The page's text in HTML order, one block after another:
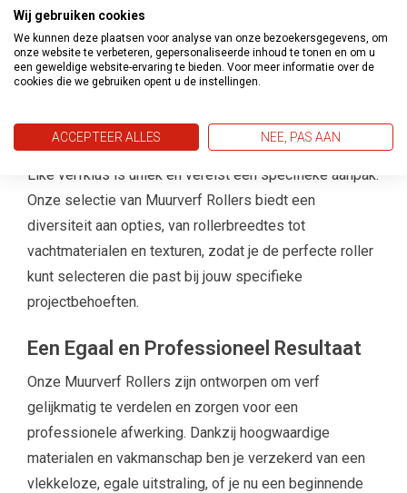
tot 2 Meter Instelbaar
€9,95 €11,45 €12,95 €14,50
Kies de Juiste Roller voor Jouw Klus
Elke verfklus is uniek en vereist een specifieke aanpak.
Onze selectie van Muurverf Rollers biedt een
diversiteit aan opties, van rollerbreedtes tot
vachtmaterialen en texturen, zodat je de perfecte roller
kunt selecteren die past bij jouw specifieke
projectbehoeften.
Een Egaal en Professioneel Resultaat
Onze Muurverf Rollers zijn ontworpen om verf
gelijkmatig te verdelen en zorgen voor een
professionele afwerking. Dankzij hoogwaardige
materialen en vakmanschap ben je verzekerd van een
vlekkeloze, egale uitstraling, of je nu een beginnende
Wij gebruiken cookies
We kunnen deze plaatsen voor analyse van onze bezoekersgegevens, om
onze website te verbeteren, gepersonaliseerde inhoud te tonen en om u
een geweldige website-ervaring te bieden. Voor meer informatie over de
cookies die we gebruiken opent u de instellingen.
ACCEPTEER ALLES NEE, PAS AAN